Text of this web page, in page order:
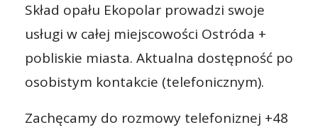
Skład opału Ekopolar prowadzi swoje
usługi w całej miejscowości Ostróda +
pobliskie miasta. Aktualna dostępność po
osobistym kontakcie (telefonicznym).
Zachęcamy do rozmowy telefoniznej +48